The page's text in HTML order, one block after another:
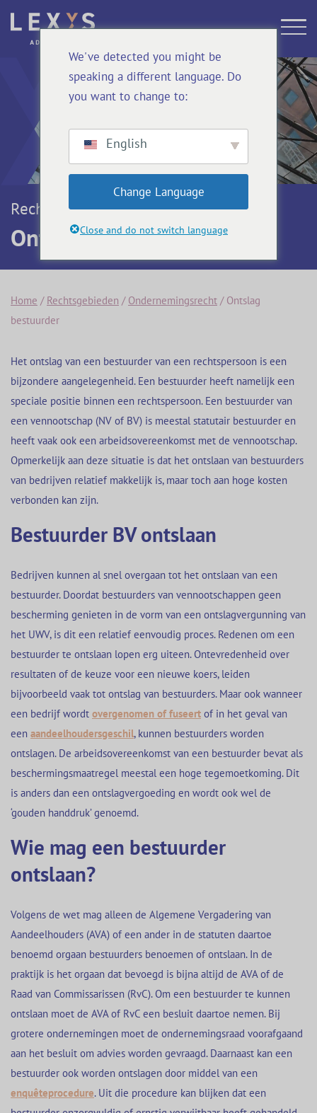
Rechtsgebieden
Ontslag bestuurder
Home / Rechtsgebieden / Ondernemingsrecht / Ontslag
bestuurder
Het ontslag van een bestuurder van een rechtspersoon is een
bijzondere aangelegenheid. Een bestuurder heeft namelijk een
speciale positie binnen een rechtspersoon. Een bestuurder van
een vennootschap (NV of BV) is meestal statutair bestuurder en
heeft vaak ook een arbeidsovereenkomst met de vennootschap.
Opmerkelijk aan deze situatie is dat het ontslaan van bestuurders
van bedrijven relatief makkelijk is, maar toch aan hoge kosten
verbonden kan zijn.
Bestuurder BV ontslaan
Bedrijven kunnen al snel overgaan tot het ontslaan van een
bestuurder. Doordat bestuurders van vennootschappen geen
bescherming genieten in de vorm van een ontslagvergunning van
het UWV, is dit een relatief eenvoudig proces. Redenen om een
bestuurder te ontslaan lopen erg uiteen. Ontevredenheid over
resultaten of de keuze voor een nieuwe koers, leiden
bijvoorbeeld vaak tot ontslag van bestuurders. Maar ook wanneer
een bedrijf wordt overgenomen of fuseert of in het geval van
een aandeelhoudersgeschil, kunnen bestuurders worden
ontslagen. De arbeidsovereenkomst van een bestuurder bevat als
beschermingsmaatregel meestal een hoge tegemoetkoming. Dit
is anders dan een ontslagvergoeding en wordt ook wel de
‘gouden handdruk’ genoemd.
Wie mag een bestuurder
ontslaan?
Volgens de wet mag alleen de Algemene Vergadering van
Aandeelhouders (AVA) of een ander in de statuten daartoe
benoemd orgaan bestuurders benoemen of ontslaan. In de
praktijk is het orgaan dat bevoegd is bijna altijd de AVA of de
Raad van Commissarissen (RvC). Om een bestuurder te kunnen
ontslaan moet de AVA of RvC een besluit daartoe nemen. Bij
grotere ondernemingen moet de ondernemingsraad voorafgaand
aan het besluit om advies worden gevraagd. Daarnaast kan een
bestuurder ook worden ontslagen door middel van een
enquêteprocedure. Uit die procedure kan blijken dat een
We've detected you might be
speaking a different language. Do
you want to change to:
English
Change Language
Close and do not switch language